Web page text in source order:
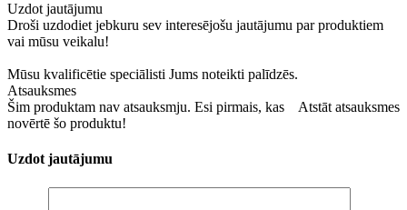
Uzdot jautājumu
Droši uzdodiet jebkuru sev interesējošu jautājumu par produktiem
vai mūsu veikalu!
Mūsu kvalificētie speciālisti Jums noteikti palīdzēs.
Atsauksmes
Atstāt atsauksmes
Šim produktam nav atsauksmju. Esi pirmais, kas
novērtē šo produktu!
Uzdot jautājumu